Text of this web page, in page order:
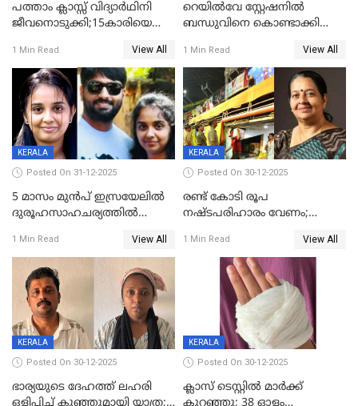
പത്താം ക്ലാസ്സ് വിദ്യാര്‍ഥിനി
ജീവനൊടുക്കി;15കാരിയെ
കിടപ്പുമുറിയില്‍ തൂങ്ങി മരിച്ച
നിലയിൽ
1 Min Read View All
റെയിൽവേ സ്റ്റേഷനിൽ
ബന്ധുവിനെ കൊണ്ടാക്കി
ലോറി സ്കൂട്ടറിൽ ഇടിച്ചു :
യുവതിക്ക് ദാരുണാന്ത്യം
1 Min Read View All
KERALA
Posted On 31-12-2025
5 മാസം മുൻപ് ഇസ്രയേലിൽ
ദുരൂഹസാഹചര്യത്തിൽ
മലയാളി യുവാവിന്റെ ഭാര്യയും
മരിച്ചു
1 Min Read View All
KERALA
Posted On 30-12-2025
രണ്ട് കോടി രൂപ
നഷ്ടപരിഹാരം വേണം;
നോട്ടീസയച്ച് ഉമാ തോമസ്
1 Min Read View All
KERALA
Posted On 30-12-2025
ഭാര്യയുടെ ദേഹത്ത് ലഹരി
ഒളിപ്പിച്ച് കുഞ്ഞുമായി യാത്ര;
KERALA
Posted On 30-12-2025
ക്ലാസ് ടെസ്റ്റിൽ മാർക്ക്
കുറഞ്ഞു; 38 ഓളം